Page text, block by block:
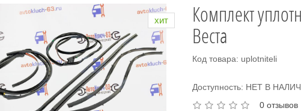
хит
Комплект
Веста
Код товара: uplotniteli
Доступность: НЕТ В
0 отзывов